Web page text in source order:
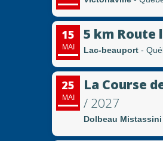
15
MAI
5 km Route
Lac-beauport -
25
MAI
La Course
/ 2027
Dolbeau Mistassini